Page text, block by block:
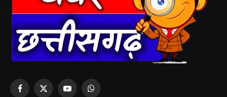
Facebook
X
YouTubeWhatsApp